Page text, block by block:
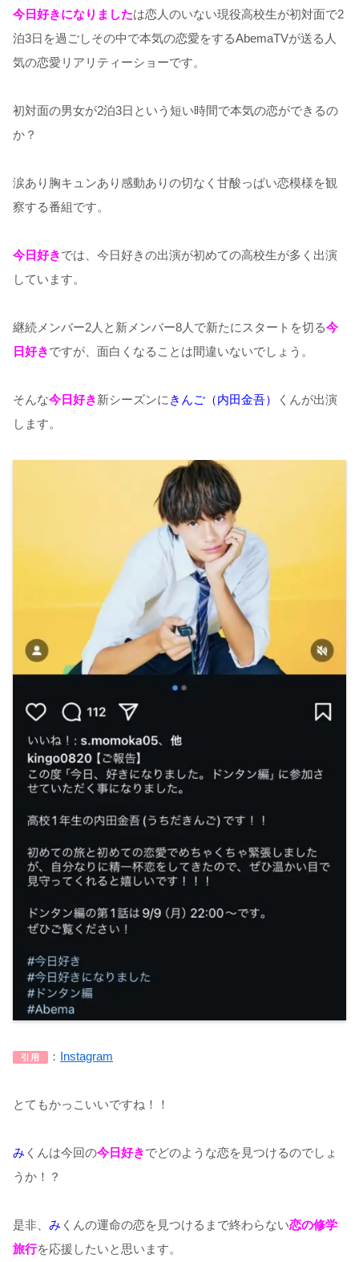
今日好きになりましたは恋人のいない現役高校生が初対面で2
泊3日を過ごしその中で本気の恋愛をするAbemaTVが送る人
気の恋愛リアリティーショーです。
初対面の男女が2泊3日という短い時間で本気の恋ができるの
か？
涙あり胸キュンあり感動ありの切なく甘酸っぱい恋模様を観
察する番組です。
今日好きでは、今日好きの出演が初めての高校生が多く出演
しています。
継続メンバー2人と新メンバー8人で新たにスタートを切る今
日好きですが、面白くなることは間違いないでしょう。
そんな今日好き新シーズンに きんご（内田金吾）
くんが出演
します。
引用 ： Instagram
とてもかっこいいですね！！
み くんは今回の今日好きでどのような恋を見つけるのでしょ
うか！？
是非、 み くんの運命の恋を見つけるまで終わらない恋の修学
旅行を応援したいと思います。